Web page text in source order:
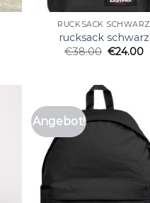
RUCKSACK SCHWARZ
rucksack schwarz
€38.00 €24.00
Angebot!